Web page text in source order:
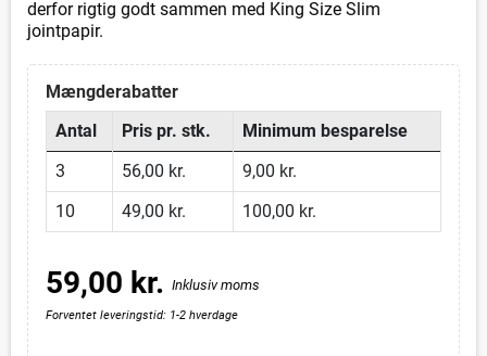
derfor rigtig godt sammen med King Size Slim
jointpapir.
Mængderabatter
Antal
Pris pr. stk.
Minimum besparelse
3
56,00 kr.
9,00 kr.
10
49,00 kr. 100,00 kr.
59,00 kr. Inklusiv moms
Forventet leveringstid: 1-2 hverdage